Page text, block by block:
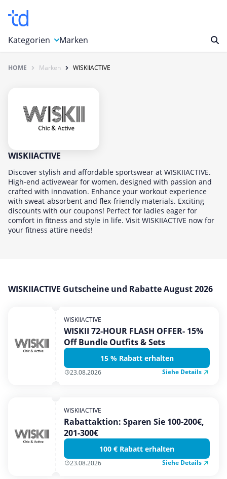
Kategorien
Auto, Motorrad & Werkzeuge
Computer & Elektronik
Essen & Trinken
Foto, Druck & Büro
Gaming & Spielzeug
Garten, Haushalt & Tiere
Gesundheit & Beauty
Mobilfunk & Internet
Sonstiges
Urlaub & Reise
Marken
HOME Marken WISKIIACTIVE
WISKIIACTIVE
Discover stylish and affordable sportswear at WISKIIACTIVE.
High-end activewear for women, designed with passion and
crafted with innovation. Enhance your workout experience
with sweat-absorbent and flex-friendly materials. Exciting
discounts with our coupons! Perfect for ladies eager for
comfort in fitness and style in life. Visit WISKIIACTIVE now for
your fitness attire needs!
WISKIIACTIVE Gutscheine und Rabatte August 2026
WISKIIACTIVE
WISKII 72-HOUR FLASH OFFER- 15%
Off Bundle Outfits & Sets
15 % Rabatt erhalten
23.08.2026 Siehe Details
WISKIIACTIVE
Rabattaktion: Sparen Sie 100-200€,
201-300€
100 € Rabatt erhalten
23.08.2026 Siehe Details